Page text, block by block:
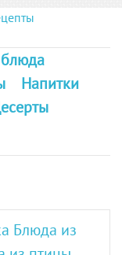
Напитки
Блюда из